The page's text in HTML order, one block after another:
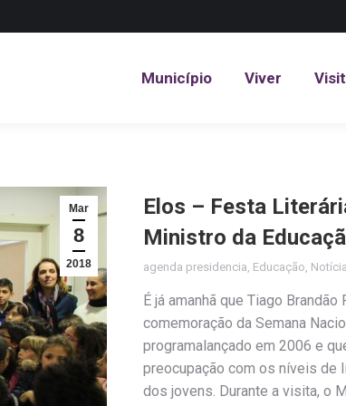
Município Viver
Mar
8
2018
Elos – Festa
Ministro da
agenda presidencia, Educação,
É já amanhã que Tiago
comemoração da Semana
programalançado em 2006 e
preocupação com os níveis de
dos jovens. Durante a visita, o
Município Viver